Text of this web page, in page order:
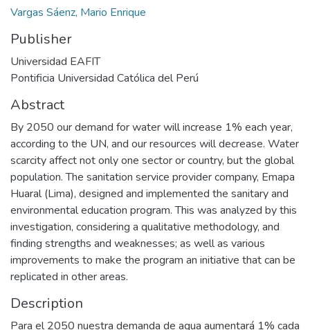
Vargas Sáenz, Mario Enrique
Publisher
Universidad EAFIT
Pontificia Universidad Católica del Perú
Abstract
By 2050 our demand for water will increase 1% each year,
according to the UN, and our resources will decrease. Water
scarcity affect not only one sector or country, but the global
population. The sanitation service provider company, Emapa
Huaral (Lima), designed and implemented the sanitary and
environmental education program. This was analyzed by this
investigation, considering a qualitative methodology, and
finding strengths and weaknesses; as well as various
improvements to make the program an initiative that can be
replicated in other areas.
Description
Para el 2050 nuestra demanda de agua aumentará 1% cada